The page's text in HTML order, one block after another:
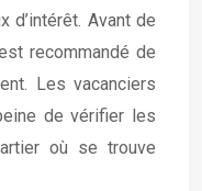
d’intérêt. Avant de
recommandé de
Les vacanciers
de vérifier les
où se trouve